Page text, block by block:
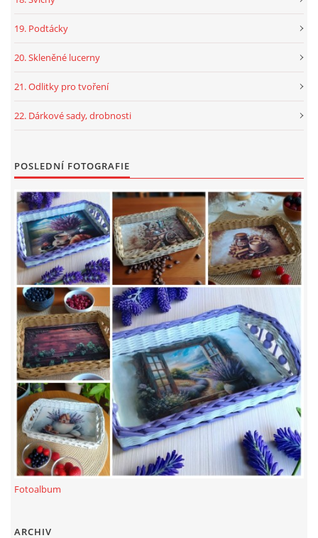
19. Podtácky
20. Skleněné lucerny
21. Odlitky pro tvoření
22. Dárkové sady, drobnosti
POSLEDNÍ FOTOGRAFIE
Fotoalbum
ARCHIV